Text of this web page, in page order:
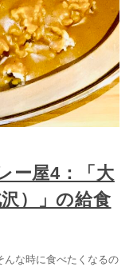
ー屋4：「大
）」の給食
んな時に食べたくなるの